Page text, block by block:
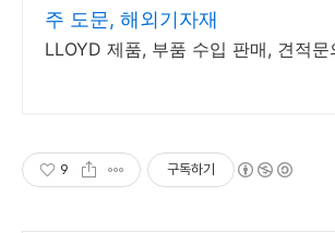
주 도문, 해외기자재
LLOYD 제품, 부품 수입 판매, 견적문
9 구독하기